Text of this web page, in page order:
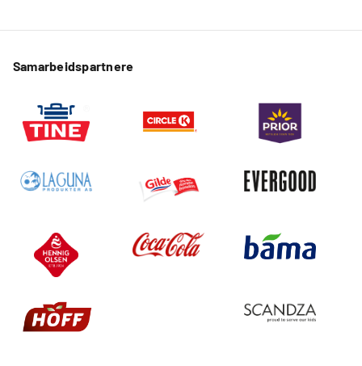
Samarbeidspartnere